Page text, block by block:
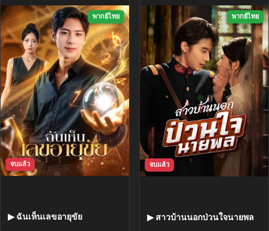
พากย์ไทย
จบแล้ว
▶ ฉันเห็นเลขอายุขัย
พากย์ไทย
จบแล้ว
▶ สาวบ้านนอกป่วนใจนายพล